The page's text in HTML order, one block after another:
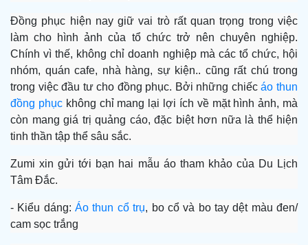
Đồng phục hiện nay giữ vai trò rất quan trọng trong việc
làm cho hình ảnh của tổ chức trở nên chuyên nghiệp.
Chính vì thế, không chỉ doanh nghiệp mà các tổ chức, hội
nhóm, quán cafe, nhà hàng, sự kiện.. cũng rất chú trong
trong việc đầu tư cho đồng phục. Bởi những chiếcáo thun
đồng phụckhông chỉ mang lại lợi ích về mặt hình ảnh, mà
còn mang giá trị quảng cáo, đặc biệt hơn nữa là thể hiện
tinh thần tập thể sâu sắc.
Zumi xin gửi tới bạn hai mẫu áo tham khảo của Du Lịch
Tâm Đắc.
- Kiểu dáng:Áo thun cổ trụ, bo cổ và bo tay dệt màu đen/
cam sọc trắng